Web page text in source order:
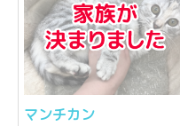
マンチカン